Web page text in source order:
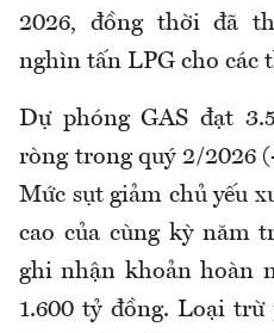
2026, đồng thời đã
nghìn tấn LPG cho các
Dự phóng GAS đạt
ròng trong quý 2/2026
Mức sụt giảm chủ yếu
cao của cùng kỳ năm
ghi nhận khoản hoàn
1.600 tỷ đồng. Loại trừ